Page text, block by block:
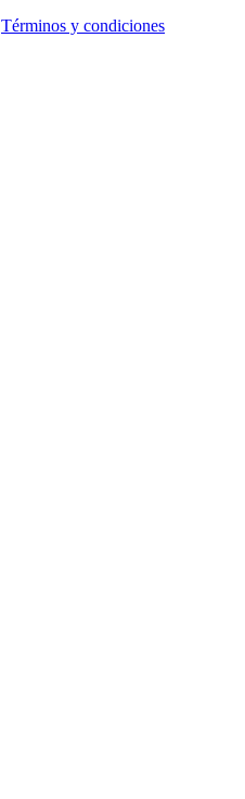
Términos y condiciones